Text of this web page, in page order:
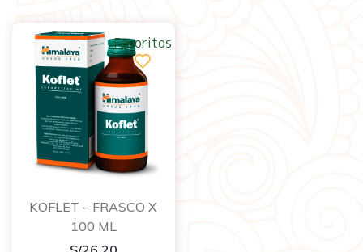
KOFLET – FRASCO X
100 ML
Favoritos